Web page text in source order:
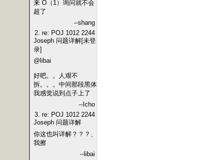
来 O（1）询问就不会
超了
--shang
2. re: POJ 1012 2244
Joseph 问题详解[未登
录]
@libai
好吧。。人艰不
拆。。。中间那段黑体
我感觉说到点子上了
--Icho
3. re: POJ 1012 2244
Joseph 问题详解
你这也叫详解？？？、
我擦
--libai